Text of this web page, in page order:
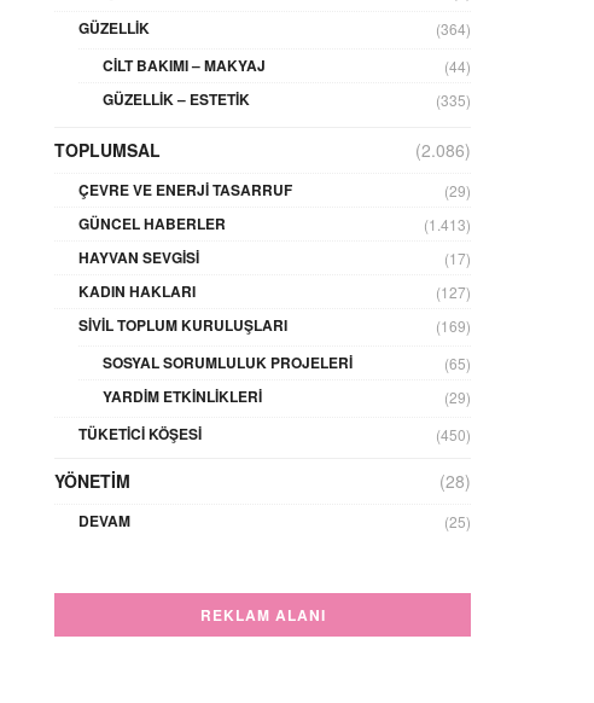
GÜZELLIK (364)
CILT BAKIMI – MAKYAJ (44)
GÜZELLIK – ESTETIK (335)
TOPLUMSAL (2.086)
ÇEVRE VE ENERJI TASARRUF (29)
GÜNCEL HABERLER (1.413)
HAYVAN SEVGISI (17)
KADIN HAKLARI (127)
SIVIL TOPLUM KURULUŞLARI (169)
SOSYAL SORUMLULUK PROJELERI (65)
YARDIM ETKINLIKLERI (29)
TÜKETICI KÖŞESI (450)
YÖNETIM (28)
DEVAM (25)
REKLAM ALANI